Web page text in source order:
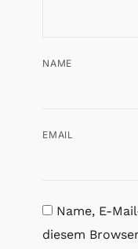
NAME
EMAIL
Name, E-
diesem